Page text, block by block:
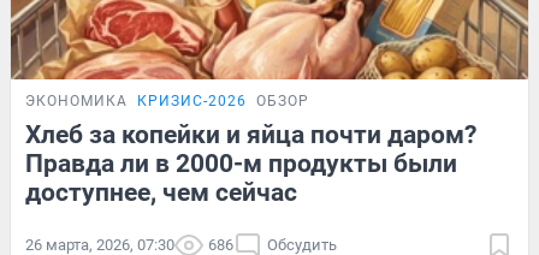
ЭКОНОМИКА КРИЗИС-2026 ОБЗОР
Хлеб за копейки и яйца почти даром?
Правда ли в 2000-м продукты были
доступнее, чем сейчас
26 марта, 2026, 07:30 686 Обсудить